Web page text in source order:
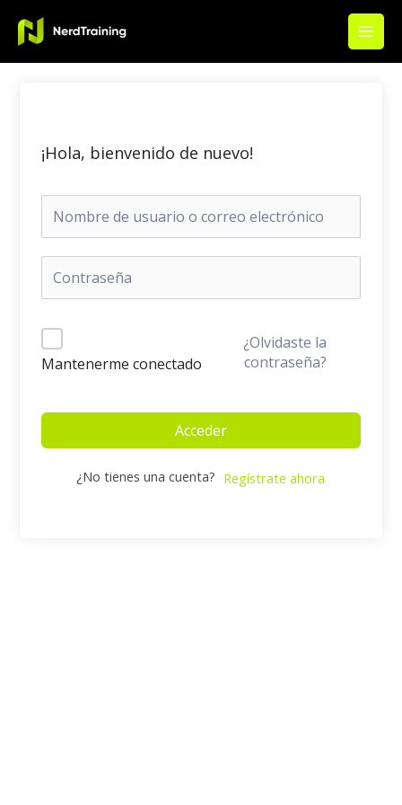
contenido
Main
¡Hola, bienvenido de nuevo!
Mantenerme conectado
¿Olvidaste la
contraseña?
Acceder
¿No tienes una cuenta? Regístrate ahora